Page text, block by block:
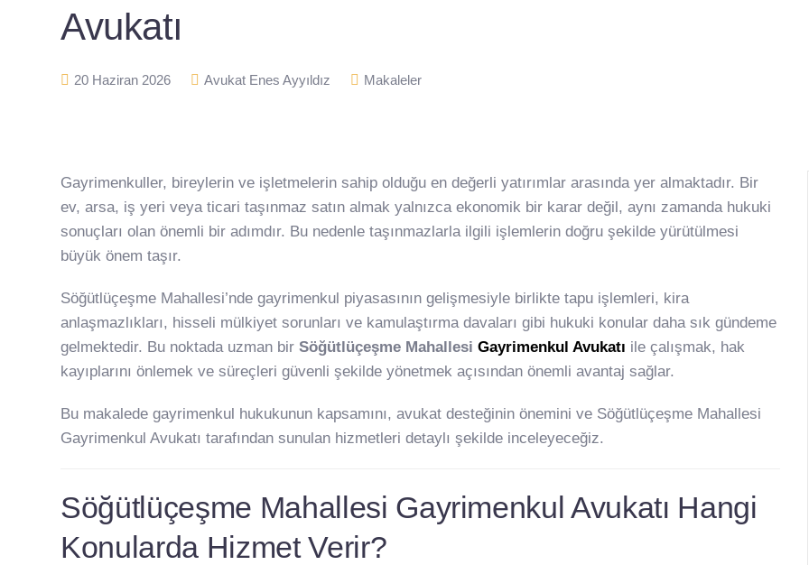
Avukatı
20 Haziran 2026 Avukat Enes Ayyıldız Makaleler
Gayrimenkuller, bireylerin ve işletmelerin sahip olduğu en değerli yatırımlar arasında yer almaktadır. Bir
ev, arsa, iş yeri veya ticari taşınmaz satın almak yalnızca ekonomik bir karar değil, aynı zamanda hukuki
sonuçları olan önemli bir adımdır. Bu nedenle taşınmazlarla ilgili işlemlerin doğru şekilde yürütülmesi
büyük önem taşır.
Söğütlüçeşme Mahallesi’nde gayrimenkul piyasasının gelişmesiyle birlikte tapu işlemleri, kira
anlaşmazlıkları, hisseli mülkiyet sorunları ve kamulaştırma davaları gibi hukuki konular daha sık gündeme
gelmektedir. Bu noktada uzman bir Söğütlüçeşme Mahallesi Gayrimenkul Avukatı ile çalışmak, hak
kayıplarını önlemek ve süreçleri güvenli şekilde yönetmek açısından önemli avantaj sağlar.
Bu makalede gayrimenkul hukukunun kapsamını, avukat desteğinin önemini ve Söğütlüçeşme Mahallesi
Gayrimenkul Avukatı tarafından sunulan hizmetleri detaylı şekilde inceleyeceğiz.
Söğütlüçeşme Mahallesi Gayrimenkul Avukatı Hangi
Konularda Hizmet Verir?